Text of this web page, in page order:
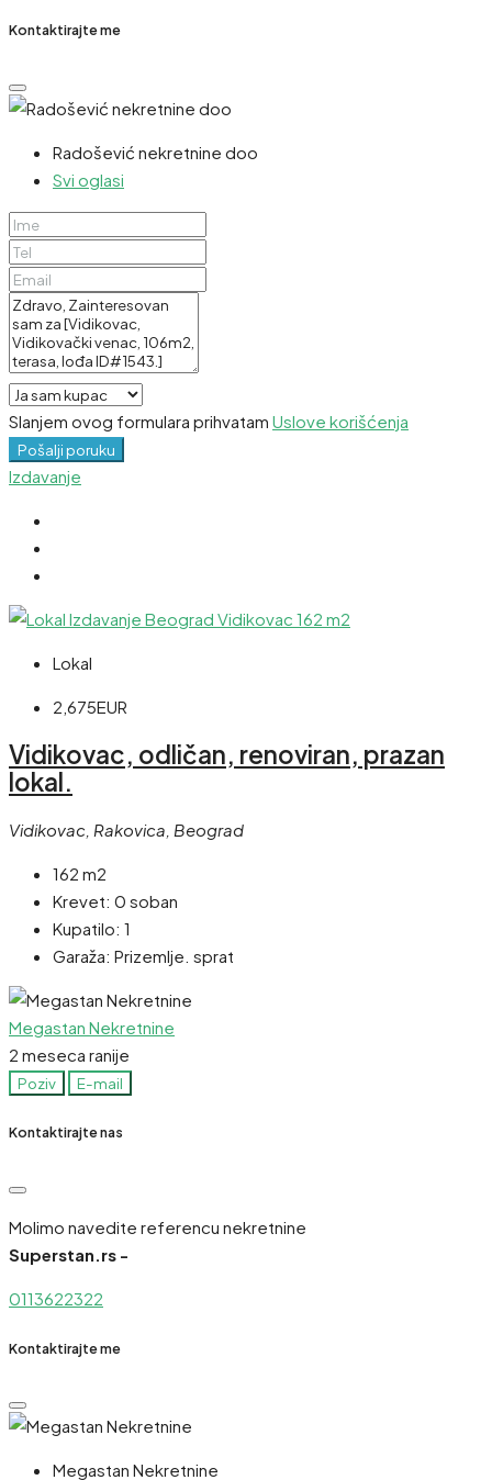
Kontaktirajte me
Radošević nekretnine doo
Svi oglasi
Slanjem ovog formulara prihvatam Uslove korišćenja
Pošalji poruku
Izdavanje
Lokal
2,675EUR
Vidikovac, odličan, renoviran, prazan
lokal.
Vidikovac, Rakovica, Beograd
162 m2
Krevet: 0 soban
Kupatilo: 1
Garaža: Prizemlje. sprat
Megastan Nekretnine
2 meseca ranije
Poziv E-mail
Kontaktirajte nas
Molimo navedite referencu nekretnine
Superstan.rs -
0113622322
Kontaktirajte me
Megastan Nekretnine